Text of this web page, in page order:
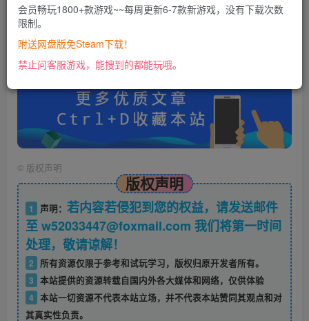
账号密码错误或需要验证码，进售后扣裙1050974489
使用教程：
https://docs.qq.com/doc/DU0VHUUFRS2xDa1Jp
© 版权声明
版权声明
1 声明： 若内容若侵犯到您的权益，请发送邮件
至 w52033447@foxmail.com 我们将第一时间
处理，敬请谅解！
2
所有资源仅限于参考和试玩学习，版权归原开发者所有。
3 本站提供的资源转载自国内外各大媒体和网络，仅供体验
4 本站一切资源不代表本站立场，并不代表本站赞同其观点和对
其真实性负责。
会员畅玩1800+款游戏~~每周更新6-7款新游戏，没有下载次数
限制。
附送网盘版免Steam下载！
禁止问客服游戏，能搜到的都能玩哦。